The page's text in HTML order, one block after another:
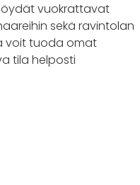
vuokrattavat
sekä ravintolan
voit tuoda omat
tila helposti